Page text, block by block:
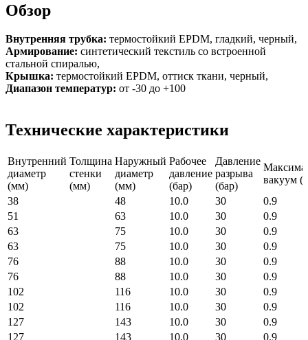
Обзор
Внутренняя трубка: термостойкий EPDM, гладкий, черный,
Армирование: синтетический текстиль со встроенной
стальной спиралью,
Крышка: термостойкий EPDM, оттиск ткани, черный,
Диапазон температур: от -30 до +100
Технические характеристики
Внутренний
диаметр
(мм)
Толщина
стенки
(мм)
Наружный
диаметр
(мм)
Рабочее
давление
(бар)
Давление
разрыва
(бар)
вакуум
38
48 10.0 30
0.9
51
63 10.0 30
0.9
63
75 10.0 30
0.9
63
75 10.0 30
0.9
76
88 10.0 30
0.9
76
88 10.0 30
0.9
102
116 10.0 30
0.9
102
116 10.0 30
0.9
127
143 10.0 30
0.9
127
143 10.0 30 0.9